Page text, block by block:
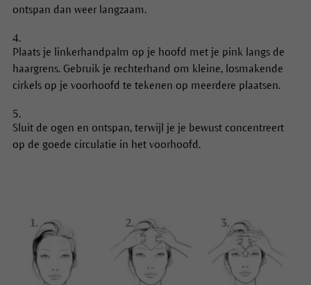
ontspan dan weer langzaam.
Plaats je linkerhandpalm op je hoofd met je pink langs de
haargrens. Gebruik je rechterhand om kleine, losmakende
cirkels op je voorhoofd te tekenen op meerdere plaatsen.
Sluit de ogen en ontspan, terwijl je je bewust concentreert
op de goede circulatie in het voorhoofd.